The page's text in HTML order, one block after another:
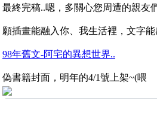
最終完稿..嗯，多關心您周遭的親友
願插畫能融入你、我生活裡，文字能
98年舊文-阿宅的異想世界..
偽書籍封面，明年的4/1號上架~(喂